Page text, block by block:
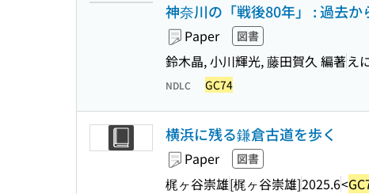
神奈川の「戦後80年」 : 過去か
Paper 図書
鈴木晶, 小川輝光, 藤田賀久 編著え
NDLC GC74
横浜に残る鎌倉古道を歩く
Paper 図書
梶ヶ谷崇雄[梶ヶ谷崇雄]2025.6<